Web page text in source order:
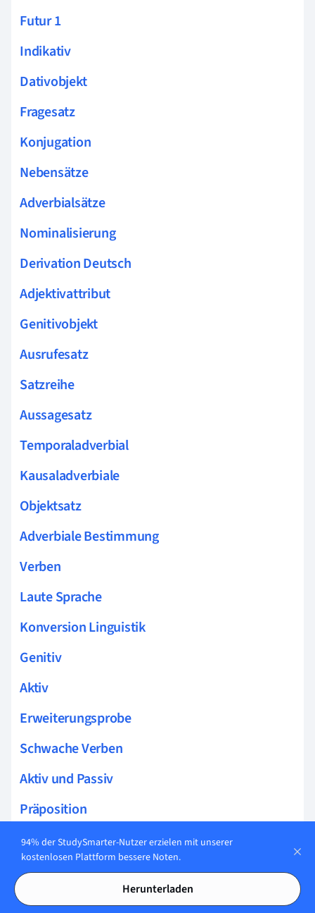
Futur 1
Indikativ
Dativobjekt
Fragesatz
Konjugation
Nebensätze
Adverbialsätze
Nominalisierung
Derivation Deutsch
Adjektivattribut
Genitivobjekt
Ausrufesatz
Satzreihe
Aussagesatz
Temporaladverbial
Kausaladverbiale
Objektsatz
Adverbiale Bestimmung
Verben
Laute Sprache
Konversion Linguistik
Genitiv
Aktiv
Erweiterungsprobe
Schwache Verben
Aktiv und Passiv
Präposition
Konjunktiv 2
Konjunktiv 1
Zeitformen Deutsch
94% der StudySmarter-Nutzer erzielen mit unserer
kostenlosen Plattform bessere Noten.
Herunterladen